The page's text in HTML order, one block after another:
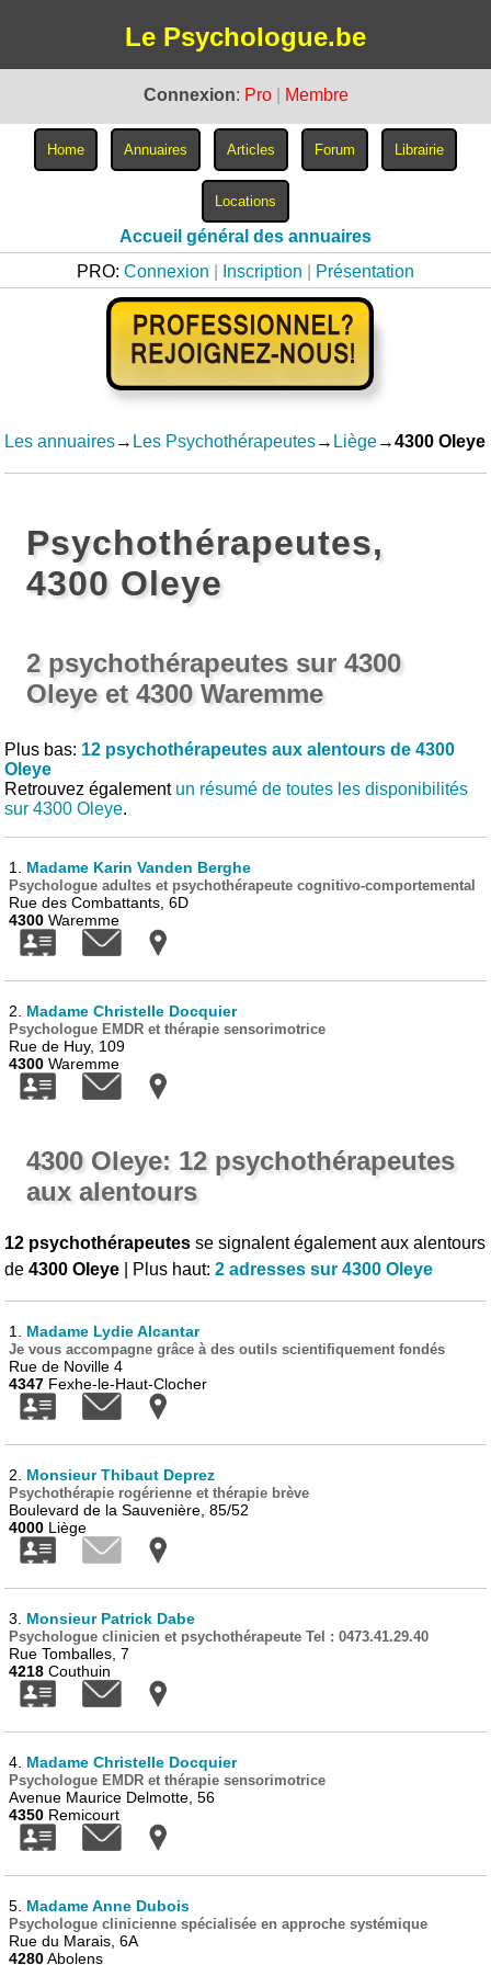
Le Psychologue.be
Connexion: Pro Membre
Accueil général des annuaires
PRO: Connexion Inscription Présentation
Les annuaires→ Les Psychothérapeutes→ Liège→4300 Oleye
Psychothérapeutes,
4300 Oleye
2 psychothérapeutes sur 4300
Oleye et 4300 Waremme
Plus bas: 12 psychothérapeutes aux alentours de 4300
Oleye
Retrouvez également un résumé de toutes les disponibilités
sur 4300 Oleye.
1. Madame Karin Vanden Berghe
Psychologue adultes et psychothérapeute cognitivo-comportemental
Rue des Combattants, 6D
4300 Waremme
2. Madame Christelle Docquier
Psychologue EMDR et thérapie sensorimotrice
Rue de Huy, 109
4300 Waremme
4300 Oleye: 12 psychothérapeutes
aux alentours
12 psychothérapeutes se signalent également aux alentours
de4300 Oleye | Plus haut:2 adresses sur 4300 Oleye
1. Madame Lydie Alcantar
Je vous accompagne grâce à des outils scientifiquement fondés
Rue de Noville 4
4347 Fexhe-le-Haut-Clocher
2. Monsieur Thibaut Deprez
Psychothérapie rogérienne et thérapie brève
Boulevard de la Sauvenière, 85/52
4000 Liège
3. Monsieur Patrick Dabe
Psychologue clinicien et psychothérapeute Tel : 0473.41.29.40
Rue Tomballes, 7
4218 Couthuin
4. Madame Christelle Docquier
Psychologue EMDR et thérapie sensorimotrice
Avenue Maurice Delmotte, 56
4350 Remicourt
5. Madame Anne Dubois
Psychologue clinicienne spécialisée en approche systémique
Rue du Marais, 6A
4280Abolens